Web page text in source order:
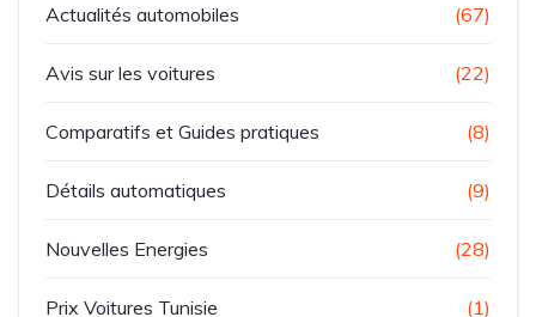
Actualités automobiles (67)
Avis sur les voitures (22)
Comparatifs et Guides pratiques (8)
Détails automatiques (9)
Nouvelles Energies (28)
Prix Voitures Tunisie (1)